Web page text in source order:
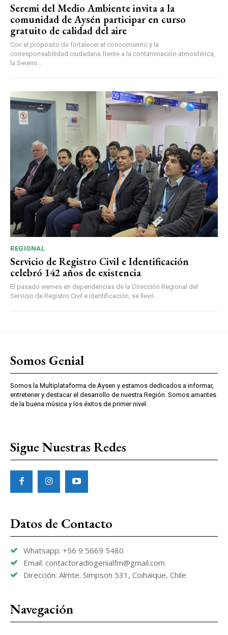
Seremi del Medio Ambiente invita a la
comunidad de Aysén participar en curso
gratuito de calidad del aire
Con el propósito de fortalecer el conocimiento y la
corresponsabilidad ciudadana frente a la contaminación atmosférica,
la Seremi...
REGIONAL
Servicio de Registro Civil e Identificación
celebró 142 años de existencia
El pasado viernes en dependencias de la Dirección Regional del
Servicio de Registro Civil e Identificación, se llevó...
Somos Genial
Somos la Multiplataforma de Aysen y estamos dedicados a informar,
entretener y destacar el desarrollo de nuestra Región. Somos amantes
de la buena música y los éxitos de primer nivel.
Sigue Nuestras Redes
Datos de Contacto
Whatsapp: +56 9 5669 5480
Email: contactoradiogenialfm@gmail.com
Dirección: Almte. Simpson 531, Coihaique, Chile
Navegación